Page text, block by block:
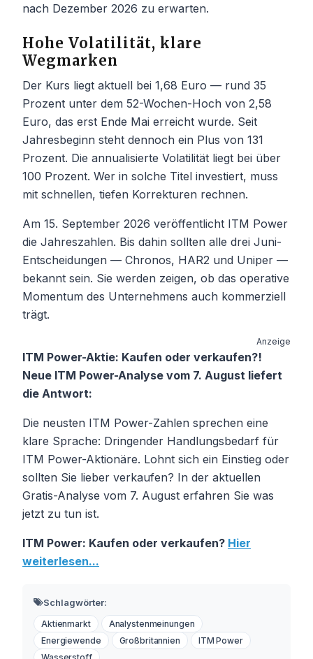
nach Dezember 2026 zu erwarten.
Hohe Volatilität, klare
Wegmarken
Der Kurs liegt aktuell bei 1,68 Euro — rund 35
Prozent unter dem 52-Wochen-Hoch von 2,58
Euro, das erst Ende Mai erreicht wurde. Seit
Jahresbeginn steht dennoch ein Plus von 131
Prozent. Die annualisierte Volatilität liegt bei über
100 Prozent. Wer in solche Titel investiert, muss
mit schnellen, tiefen Korrekturen rechnen.
Am 15. September 2026 veröffentlicht ITM Power
die Jahreszahlen. Bis dahin sollten alle drei Juni-
Entscheidungen — Chronos, HAR2 und Uniper —
bekannt sein. Sie werden zeigen, ob das operative
Momentum des Unternehmens auch kommerziell
trägt.
Anzeige
ITM Power-Aktie: Kaufen oder verkaufen?!
Neue ITM Power-Analyse vom 7. August liefert
die Antwort:
Die neusten ITM Power-Zahlen sprechen eine
klare Sprache: Dringender Handlungsbedarf für
ITM Power-Aktionäre. Lohnt sich ein Einstieg oder
sollten Sie lieber verkaufen? In der aktuellen
Gratis-Analyse vom 7. August erfahren Sie was
jetzt zu tun ist.
ITM Power: Kaufen oder verkaufen? Hier
weiterlesen...
Schlagwörter:
Aktienmarkt
Analystenmeinungen
Energiewende
Großbritannien
ITM Power